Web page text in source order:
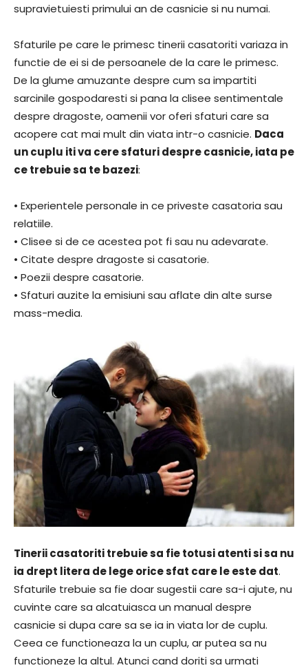
supravietuiesti primului an de casnicie si nu numai.
Sfaturile pe care le primesc tinerii casatoriti variaza in
functie de ei si de persoanele de la care le primesc.
De la glume amuzante despre cum sa impartiti
sarcinile gospodaresti si pana la clisee sentimentale
despre dragoste, oamenii vor oferi sfaturi care sa
acopere cat mai mult din viata intr-o casnicie. Daca
un cuplu iti va cere sfaturi despre casnicie, iata pe
ce trebuie sa te bazezi:
• Experientele personale in ce priveste casatoria sau
relatiile.
• Clisee si de ce acestea pot fi sau nu adevarate.
• Citate despre dragoste si casatorie.
• Poezii despre casatorie.
• Sfaturi auzite la emisiuni sau aflate din alte surse
mass-media.
Tinerii casatoriti trebuie sa fie totusi atenti si sa nu
ia drept litera de lege orice sfat care le este dat.
Sfaturile trebuie sa fie doar sugestii care sa-i ajute, nu
cuvinte care sa alcatuiasca un manual despre
casnicie si dupa care sa se ia in viata lor de cuplu.
Ceea ce functioneaza la un cuplu, ar putea sa nu
functioneze la altul. Atunci cand doriti sa urmati